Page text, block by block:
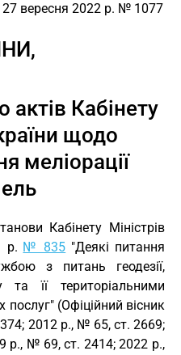
27 вересня 2022 р. № 1077
Кабінету
щодо
меліорації
Кабінету Міністрів
р. № 835 "Деякі питання
з питань геодезії,
та її територіальними
(Офіційний вісник
2012 р., № 65, ст. 2669;
р., № 69, ст. 2414; 2022 р.,